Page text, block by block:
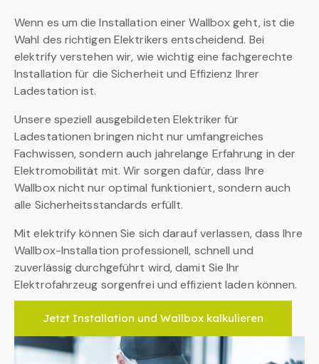
Wenn es um die Installation einer Wallbox geht, ist die
Wahl des richtigen Elektrikers entscheidend. Bei
elektrify verstehen wir, wie wichtig eine fachgerechte
Installation für die Sicherheit und Effizienz Ihrer
Ladestation ist.
Unsere speziell ausgebildeten Elektriker für
Ladestationen bringen nicht nur umfangreiches
Fachwissen, sondern auch jahrelange Erfahrung in der
Elektromobilität mit. Wir sorgen dafür, dass Ihre
Wallbox nicht nur optimal funktioniert, sondern auch
alle Sicherheitsstandards erfüllt.
Mit elektrify können Sie sich darauf verlassen, dass Ihre
Wallbox-Installation professionell, schnell und
zuverlässig durchgeführt wird, damit Sie Ihr
Elektrofahrzeug sorgenfrei und effizient laden können.
Jetzt Installation und Wallbox kalkulieren